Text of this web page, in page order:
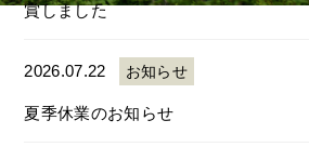
賞しました
2026.07.22 お知らせ
夏季休業のお知らせ